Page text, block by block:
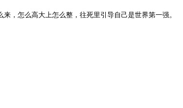
，怎么高大上怎么整，往死里引导自己是世界第一强。